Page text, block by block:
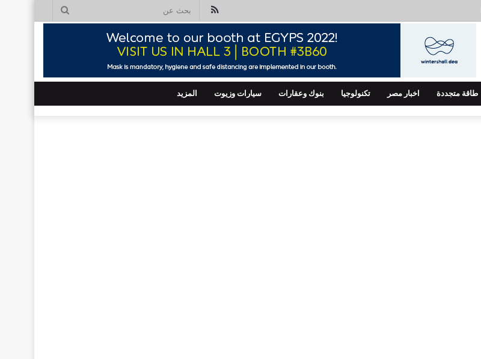
بحث
ملخص
الموقع
RSS
طاقة متجددة اخبار مصر تكنولوجيا بنوك وعقارات سيارات وزيوت المزيد